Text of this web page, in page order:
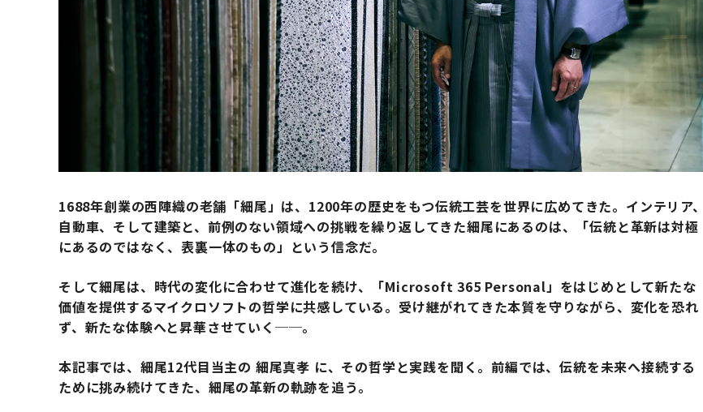
1688年創業の西陣織の老舗「細尾」は、1200年の歴史をもつ伝統工芸を世界に広めてきた。インテリア、
自動車、そして建築と、前例のない領域への挑戦を繰り返してきた細尾にあるのは、「伝統と革新は対極
にあるのではなく、表裏一体のもの」という信念だ。
そして細尾は、時代の変化に合わせて進化を続け、「Microsoft 365 Personal」をはじめとして新たな
価値を提供するマイクロソフトの哲学に共感している。受け継がれてきた本質を守りながら、変化を恐れ
ず、新たな体験へと昇華させていく──。
本記事では、細尾12代目当主の 細尾真孝 に、その哲学と実践を聞く。前編では、伝統を未来へ接続する
ために挑み続けてきた、細尾の革新の軌跡を追う。